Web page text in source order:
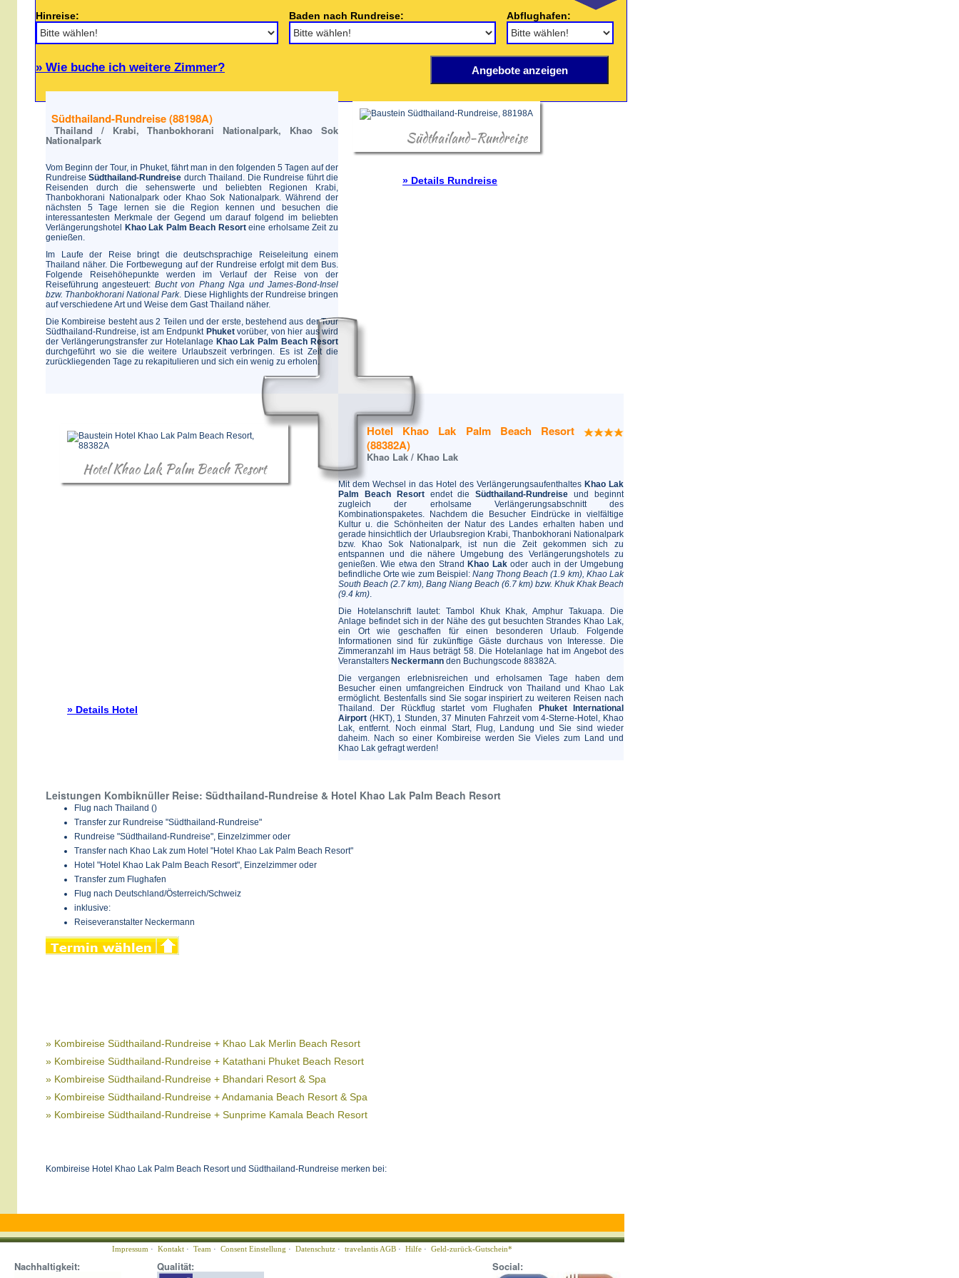
Hinreise: Baden nach Rundreise: Abflughafen:
» Wie buche ich weitere Zimmer?
Südthailand-Rundreise (88198A)
Thailand / Krabi, Thanbokhorani Nationalpark, Khao Sok
Nationalpark
Vom Beginn der Tour, in Phuket, fährt man in den folgenden 5 Tagen auf der
RundreiseSüdthailand-Rundreise durch Thailand. Die Rundreise führt die
Reisenden durch die sehenswerte und beliebten Regionen Krabi,
Thanbokhorani Nationalpark oder Khao Sok Nationalpark. Während der
nächsten 5 Tage lernen sie die Region kennen und besuchen die
interessantesten Merkmale der Gegend um darauf folgend im beliebten
Verlängerungshotel
Khao Lak Palm Beach Resorteine erholsame Zeit zu
genießen.
Im Laufe der Reise bringt die deutschsprachige Reiseleitung einem
Thailand näher. Die Fortbewegung auf der Rundreise erfolgt mit dem Bus.
Folgende Reisehöhepunkte werden im Verlauf der Reise von der
Reiseführung angesteuert: Bucht von Phang Nga und James-Bond-Insel
bzw. Thanbokhorani National Park. Diese Highlights der Rundreise bringen
auf verschiedene Art und Weise dem Gast Thailand näher.
Die Kombireise besteht aus 2 Teilen und der erste, bestehend aus der Tour
Südthailand-Rundreise, ist am Endpunkt Phuketvorüber, von hier aus wird
der Verlängerungstransfer zur Hotelanlage Khao Lak Palm Beach Resort
durchgeführt wo sie die weitere Urlaubszeit verbringen. Es ist Zeit die
zurückliegenden Tage zu rekapitulieren und sich ein wenig zu erholen.
Südthailand-Rundreise
» Details Rundreise
Hotel Khao Lak Palm Beach Resort
» Details Hotel
Hotel Khao Lak Palm Beach Resort
(88382A)
Khao Lak / Khao Lak
Mit dem Wechsel in das Hotel des Verlängerungsaufenthaltes Khao Lak
Palm Beach Resortendet dieSüdthailand-Rundreise und beginnt
zugleich der erholsame Verlängerungsabschnitt des
Kombinationspaketes. Nachdem die Besucher Eindrücke in vielfältige
Kultur u. die Schönheiten der Natur des Landes erhalten haben und
gerade hinsichtlich der Urlaubsregion Krabi, Thanbokhorani Nationalpark
bzw. Khao Sok Nationalpark, ist nun die Zeit gekommen sich zu
entspannen und die nähere Umgebung des Verlängerungshotels zu
genießen. Wie etwa den Strand Khao Lakoder auch in der Umgebung
befindliche Orte wie zum Beispiel: Nang Thong Beach (1.9 km), Khao Lak
South Beach (2.7 km), Bang Niang Beach (6.7 km) bzw. Khuk Khak Beach
(9.4 km).
Die Hotelanschrift lautet: Tambol Khuk Khak, Amphur Takuapa. Die
Anlage befindet sich in der Nähe des gut besuchten Strandes Khao Lak,
ein Ort wie geschaffen für einen besonderen Urlaub. Folgende
Informationen sind für zukünftige Gäste durchaus von Interesse. Die
Zimmeranzahl im Haus beträgt 58. Die Hotelanlage hat im Angebot des
Veranstalters Neckermann den Buchungscode 88382A.
Die vergangen erlebnisreichen und erholsamen Tage haben dem
Besucher einen umfangreichen Eindruck von Thailand und Khao Lak
ermöglicht. Bestenfalls sind Sie sogar inspiriert zu weiteren Reisen nach
Thailand. Der Rückflug startet vom Flughafen
Phuket International
Airport (HKT), 1 Stunden, 37 Minuten Fahrzeit vom 4-Sterne-Hotel, Khao
Lak, entfernt. Noch einmal Start, Flug, Landung und Sie sind wieder
daheim. Nach so einer Kombireise werden Sie Vieles zum Land und
Khao Lak gefragt werden!
Leistungen Kombiknüller Reise: Südthailand-Rundreise & Hotel Khao Lak Palm Beach Resort
Flug nach Thailand ()
Transfer zur Rundreise "Südthailand-Rundreise"
Rundreise "Südthailand-Rundreise", Einzelzimmer oder
Transfer nach Khao Lak zum Hotel "Hotel Khao Lak Palm Beach Resort"
Hotel "Hotel Khao Lak Palm Beach Resort", Einzelzimmer oder
Transfer zum Flughafen
Flug nach Deutschland/Österreich/Schweiz
inklusive:
Reiseveranstalter Neckermann
» Kombireise Südthailand-Rundreise + Khao Lak Merlin Beach Resort
» Kombireise Südthailand-Rundreise + Katathani Phuket Beach Resort
» Kombireise Südthailand-Rundreise + Bhandari Resort & Spa
» Kombireise Südthailand-Rundreise + Andamania Beach Resort & Spa
» Kombireise Südthailand-Rundreise + Sunprime Kamala Beach Resort
Kombireise Hotel Khao Lak Palm Beach Resort und Südthailand-Rundreise merken bei:
Impressum · Kontakt · Team · Consent Einstellung · Datenschutz · travelantis AGB · Hilfe · Geld-zurück-Gutschein*
Nachhaltigkeit: Qualität: Social: